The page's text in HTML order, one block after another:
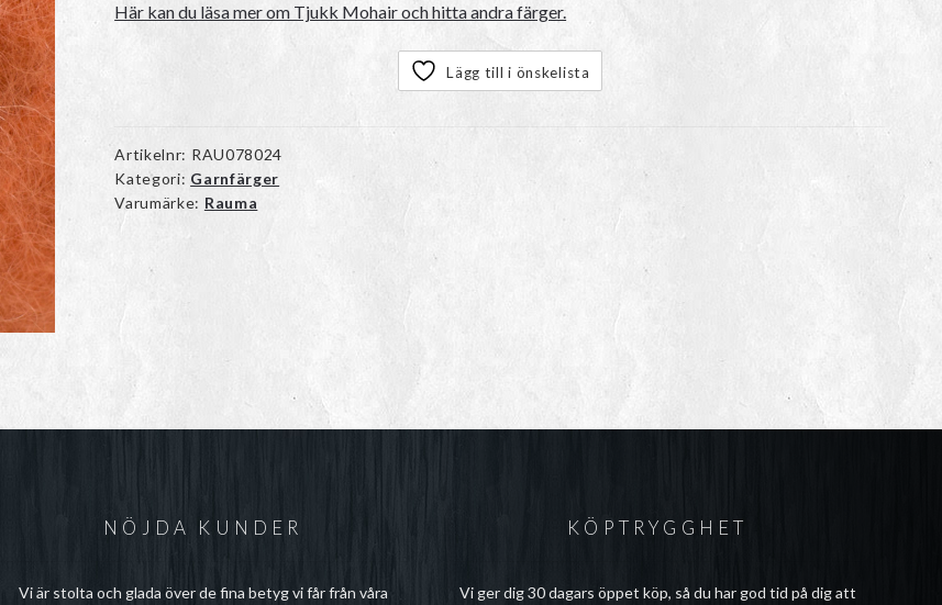
Här kan du läsa mer om Tjukk Mohair och hitta andra färger.
Lägg till i önskelista
Artikelnr: RAU078024
Kategori: Garnfärger
Varumärke: Rauma
NÖJDA KUNDER
Vi är stolta och glada över de fina betyg vi får från våra
KÖPTRYGGHET
Vi ger dig 30 dagars öppet köp, så du har god tid på dig att